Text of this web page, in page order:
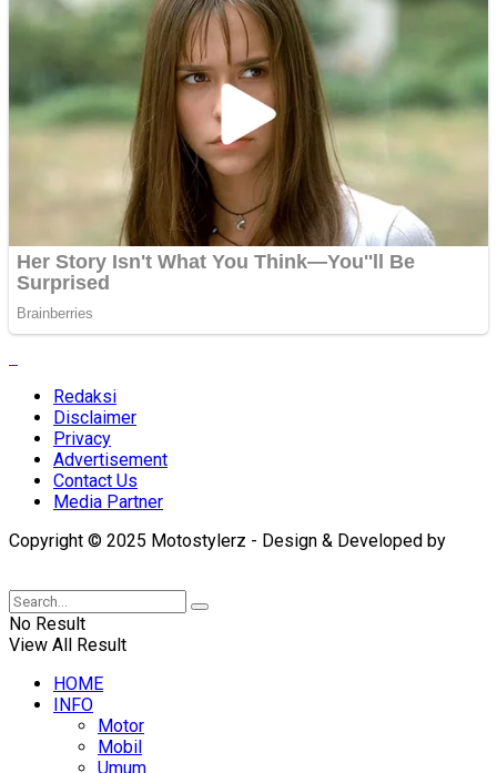
Redaksi
Disclaimer
Privacy
Advertisement
Contact Us
Media Partner
Copyright © 2025 Motostylerz - Design & Developed by
No Result
View All Result
HOME
INFO
Motor
Mobil
Umum